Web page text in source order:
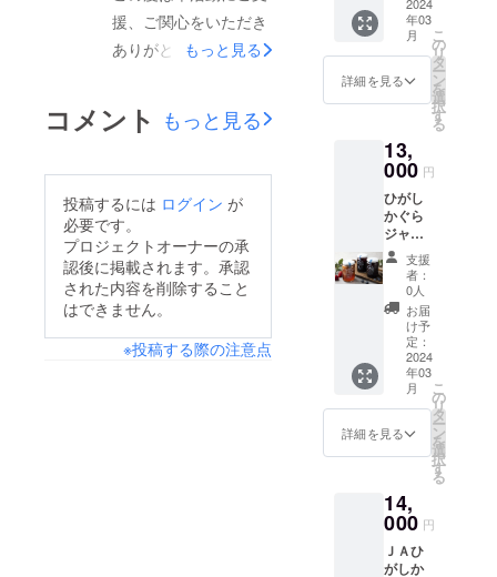
援、ご関心をいただき
ありがとうございま
リターン品について、
一部画像に不備があり
しましたリターン品は
以下の8項目にになり
ます。・3,000円【東
神楽町、東川町旭川市
品】北海道米 東神楽
もっと見る
コメント もっと見る
投稿するには ログイン が
必要です。
プロジェクトオーナーの承
認後に掲載されます。承認
された内容を削除すること
はできません。
※投稿する際の注意点
止剤(エ
リソル
ビン酸
Na)、発
色剤(硝
酸K、亜
■賞味期
限 製造
より1年
間 ※豚
肉の塩
漬け・
熟成の
都合
上、お
届けに
お時間
を頂く
場合が
ありま
す。 ※
画像は2
セット
分にな
りま
く合い
ます。
【ブ
リー】
粒が
り！甘
みの強
いブ
ルーベ
リー
ジャ
ム。 王
道のブ
ルーベ
リー
ジャム
は、パ
ンや
ヨーグ
ルトな
ど、ど
んな食
べ物に
も合い
粒も
しっか
り残っ
ている
ので写
家族に
もご好
評で
★「北
斗米」
神楽の
お米屋
さん
「やぎ
ぬま」
が、地
元東神
楽の農
家さん
と二人
三脚で
作っ
た、安
全・安
心でお
お米で
す。 ★
とは、
その名
の通り
軽く洗
うだけ
【なな
つぼ
し】 平
年デ
ビュー
かで
も、今
一番多
く作ら
れてい
る品種
です。
粘りの
ある
「国宝
ロー
ズ」を
交配さ
せたお
米で、
や」
「粘
み」の
バラン
スが抜
群。 冷
に、家
事の時
間短
縮、水
の節
い水で
お米を
に済む
ことが
無洗米
のメ
リット
です。
【なな
つぼ
し】 平
成１３
年デ
ビュー
米のな
かで
く作ら
れてい
る品種
です。
す。
り」
「甘
み」の
バラン
スが良
く、冷
めても
さが長
持ちし
ます。
比較的
あっさ
りとし
た味わ
いです
ので、
おかず
の味を
引き立
てま
す。 弁
当、お
寿司な
どにも
【ゆき
のつ
や】 柳
沼人気
No.1！
合、タ
ピオカ
ボール
が柔ら
かく
なった
か層だ
けを取
り除い
てくれ
て、う
まみが
しっか
り残っ
た無洗
米に仕
上がり
ます。
【無洗
米につ
いて】
一般的
な白米
は精米
されて
も肌ヌ
カが
残って
いるた
め炊飯
す。 ※
原材料
及び添
加物等
の食品
表示は
商品の
ラベル
に表記
されま
す。商
品開封
前には
必ずお
届けの
リター
ン品に
貼付さ
れたラ
ベルや
注意書
きをご
確認く
ださ
い。 以
品説明
になり
ます。
・祝黒
豆 東神
草地
で、冬
は大き
内で自
由に牛
過ごす
ことが
できる
スタイ
ルで、
ストレ
スなく
育てて
おり、
飼料や
牧草の
種類に
もこだ
わって
いま
す。 そ
うして
絞った
生乳は
脂肪分
としっ
かりと
した甘
みがあ
のせる
だけの
シンプ
理。 火
も使わ
ボ
リュー
ム満
点！ お
好みで
白ごま
やごま
油、お
醤油な
どを垂
らすの
もお勧
めで
す。 コ
ンビー
は無敵
のタッ
ロッと
した黄
身がコ
ンビー
フと白
のソー
セージ
です
数種類
のスパ
て味付
けにこ
だわり
まし
た。食
感も豚
肉の適
度な歯
ごたえ
をお楽
しみい
ただけ
ます。
【アス
パラ
セー
ジ】北
JA東神
楽厳選
のアス
パラガ
た。 付
け合わ
せに
は、東
神楽産
しいア
スパラ
タリア
産のポ
テトを
どう
ぞ。 デ
ミグラ
スソー
スは牛
骨・牛
筋と香
味野菜
を煮込
牛の
骨・
上げた
フォ
ン・
ド・
けしま
す。 ※
発送時
期に関
しまし
若干の
変動が
ありま
す。 ※
お礼の
品
（米）
・配送
に関す
るお問
い合わ
せは、
（（株
）柳
沼：
0120-
016-
683）ま
す。 以
下、お
明にな
和5年産
のお米
をお届
けしま
す！ 株
式会社
柳沼の
米「な
なつぼ
し」
を、使
い切り
に便利
な５㎏×
２袋、
計１０
㎏の
セット
をお届
けしま
す。 ※
発送時
期に関
しまし
若干の
変動が
ありま
す。 ※
お礼の
2024
年03
月
詳細を見る
こ
の
リ
タ
ー
ン
を
選
択
す
る
13,
000 円
ひがし
かぐら
ジャム
（２
瓶） 東
神楽
産、北
海道産
の果実
と甜菜
糖だけ
でつ
くっ
た、や
さしい
甘味が
ジャ
ム。 果
実のか
たちを
まるご
支援
者：
0人
お届
け予
定：
2024
年03
月
詳細を見る
こ
の
リ
タ
ー
ン
を
選
択
す
る
14,
000 円
ＪＡひ
がしか